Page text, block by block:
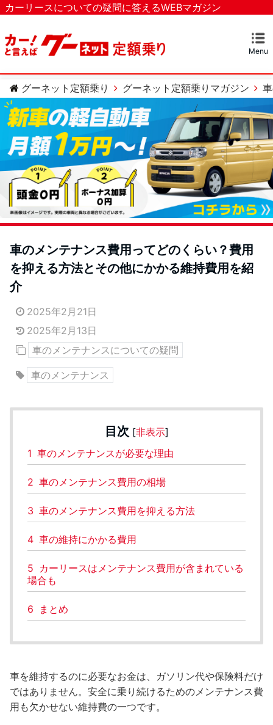
カーリースについての疑問に答えるWEBマガジン
Menu
マガジンTOP
カーリースとは？
ベストなカーリースを探す
カテゴリー
カーリースについての疑問
カーローンについての疑問
車のメンテナンスについての疑問
グーネット定額乗り
グーネット定額乗りマガジン
車のメンテナンス費用ってどのくらい？費用
を抑える方法とその他にかかる維持費用を紹
介
2025年2月21日
2025年2月13日
車のメンテナンスについての疑問
車のメンテナンス
目次 [非表示]
1 車のメンテナンスが必要な理由
2 車のメンテナンス費用の相場
3 車のメンテナンス費用を抑える方法
4 車の維持にかかる費用
5 カーリースはメンテナンス費用が含まれている
場合も
6 まとめ
車を維持するのに必要なお金は、ガソリン代や保険料だけ
ではありません。安全に乗り続けるためのメンテナンス費
用も欠かせない維持費の一つです。